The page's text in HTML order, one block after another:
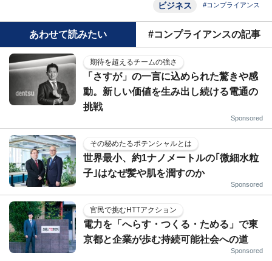
ビジネス #コンプライアンス
あわせて読みたい #コンプライアンスの記事
期待を超えるチームの強さ
「さすが」の一言に込められた驚きや感
動。新しい価値を生み出し続ける電通の
挑戦
Sponsored
その秘めたるポテンシャルとは
世界最小、約1ナノメートルの｢微細水粒
子｣はなぜ髪や肌を潤すのか
Sponsored
官民で挑むHTTアクション
電力を「へらす・つくる・ためる」で東
京都と企業が歩む持続可能社会への道
Sponsored